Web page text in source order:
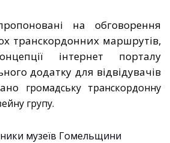
на обговорення
транскордонних маршрутів,
інтернет порталу
додатку для відвідувачів
громадську транскордонну
групу.
музеїв Гомельщини